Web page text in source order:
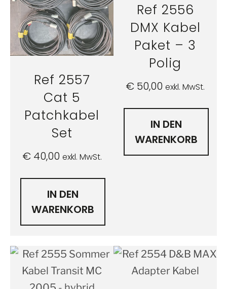
Ref 2557
Cat 5
Patchkabel
Set
€40,00 exkl. MwSt.
IN DEN
WARENKORB
Ref 2556
DMX Kabel
Paket – 3
Polig
€ 50,00 exkl. MwSt.
IN DEN
WARENKORB